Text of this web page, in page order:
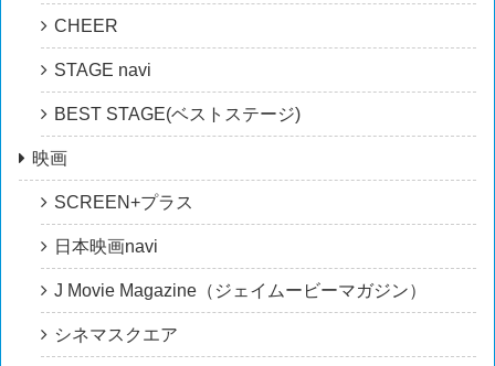
CHEER
STAGE navi
BEST STAGE(ベストステージ)
映画
SCREEN+プラス
日本映画navi
J Movie Magazine（ジェイムービーマガジン）
シネマスクエア